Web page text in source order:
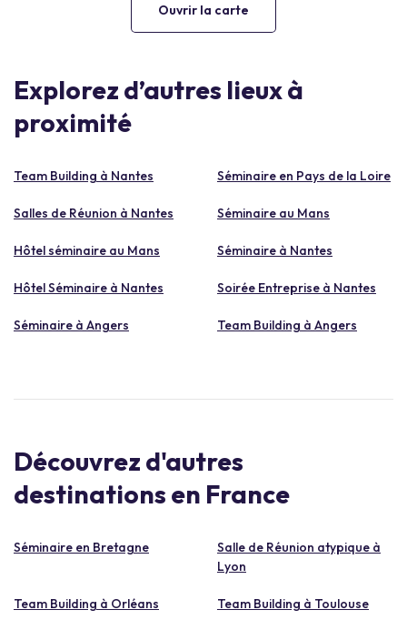
Ouvrir la carte
Explorez d’autres lieux à
proximité
Team Building à Nantes Séminaire en Pays de la Loire
Salles de Réunion à Nantes Séminaire au Mans
Hôtel séminaire au Mans Séminaire à Nantes
Hôtel Séminaire à Nantes Soirée Entreprise à Nantes
Séminaire à Angers Team Building à Angers
Découvrez d'autres
destinations en France
Séminaire en Bretagne
Salle de Réunion atypique à
Lyon
Team Building à Orléans Team Building à Toulouse